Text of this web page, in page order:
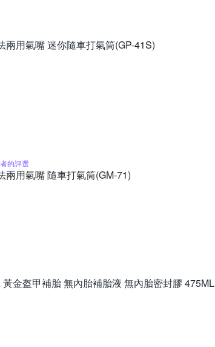
兩用氣嘴 迷你隨車打氣筒(GP-41S)
的評選
兩用氣嘴 隨車打氣筒(GM-71)
黃金盔甲補胎 無內胎補胎液 無內胎密封膠 475ML